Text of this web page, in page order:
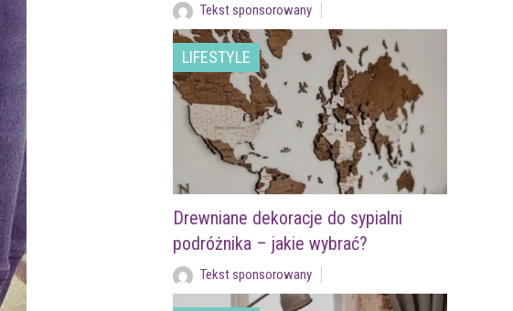
Tekst sponsorowany
LIFESTYLE
Drewniane dekoracje do sypialni
podróżnika – jakie wybrać?
Tekst sponsorowany